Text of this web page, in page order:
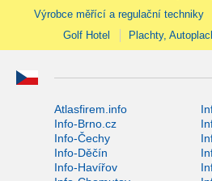
Výrobce měřící a regulační techniky
Golf Hotel
Plachty,
Atlasfirem.info
Info-Brno.cz
Info-Čechy
Info-Děčín
Info-Havířov